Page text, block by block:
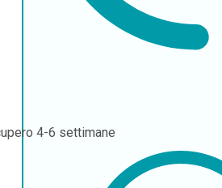
4-6 settimane